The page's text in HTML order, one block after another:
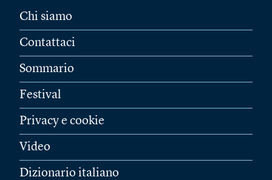
Chi siamo
Contattaci
Sommario
Festival
Privacy e cookie
Video
Dizionario italiano